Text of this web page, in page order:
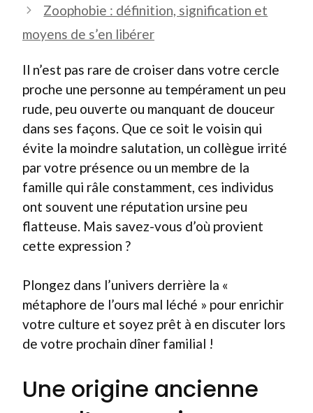
Zoophobie : définition, signification et
moyens de s’en libérer
Il n’est pas rare de croiser dans votre cercle
proche une personne au tempérament un peu
rude, peu ouverte ou manquant de douceur
dans ses façons. Que ce soit le voisin qui
évite la moindre salutation, un collègue irrité
par votre présence ou un membre de la
famille qui râle constamment, ces individus
ont souvent une réputation ursine peu
flatteuse. Mais savez-vous d’où provient
cette expression ?
Plongez dans l’univers derrière la «
métaphore de l’ours mal léché » pour enrichir
votre culture et soyez prêt à en discuter lors
de votre prochain dîner familial !
Une origine ancienne